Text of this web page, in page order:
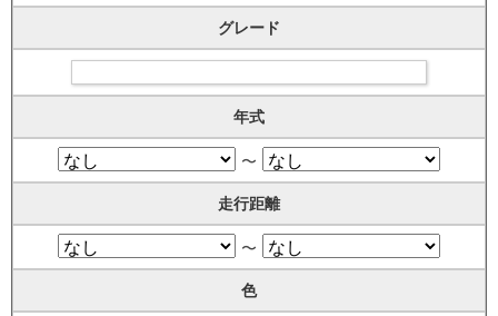
グレード
年式
〜
走行距離
〜
色